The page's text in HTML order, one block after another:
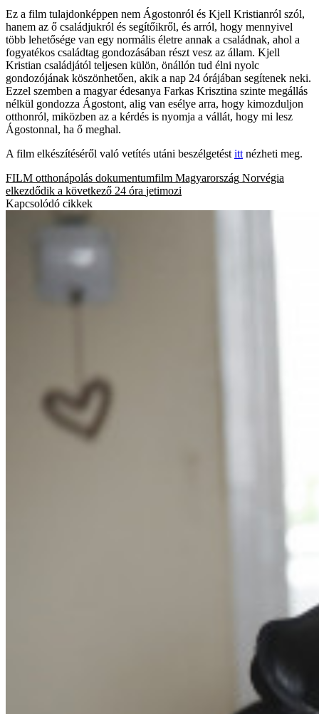
Ez a film tulajdonképpen nem Ágostonról és Kjell Kristianról szól,
hanem az ő családjukról és segítőikről, és arról, hogy mennyivel
több lehetősége van egy normális életre annak a családnak, ahol a
fogyatékos családtag gondozásában részt vesz az állam. Kjell
Kristian családjától teljesen külön, önállón tud élni nyolc
gondozójának köszönhetően, akik a nap 24 órájában segítenek neki.
Ezzel szemben a magyar édesanya Farkas Krisztina szinte megállás
nélkül gondozza Ágostont, alig van esélye arra, hogy kimozduljon
otthonról, miközben az a kérdés is nyomja a vállát, hogy mi lesz
Ágostonnal, ha ő meghal.
A film elkészítéséről való vetítés utáni beszélgetést itt nézheti meg.
FILM otthonápolás dokumentumfilm Magyarország Norvégia
elkezdődik a következő 24 óra jetimozi
Kapcsolódó cikkek